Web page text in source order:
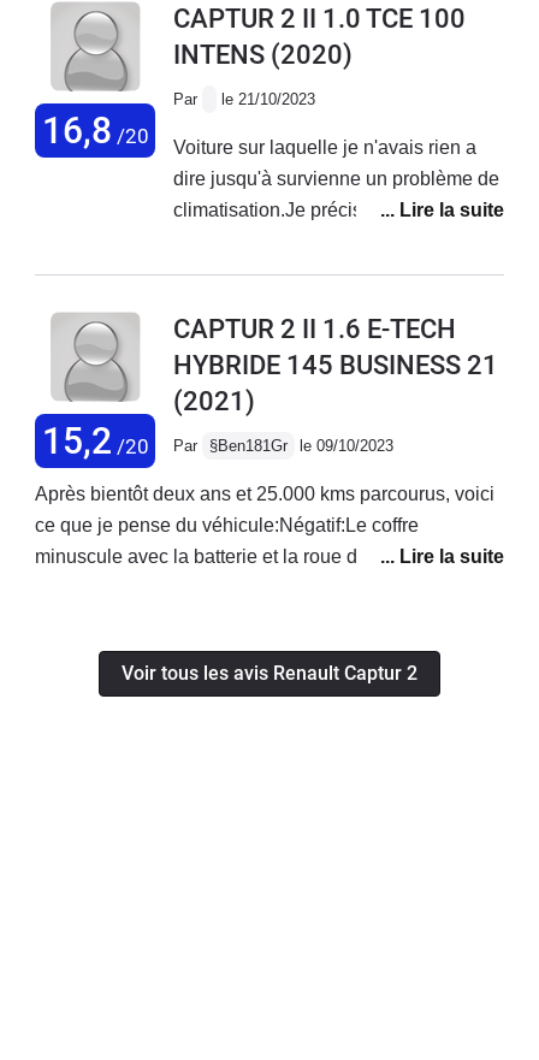
16,8 /20
CAPTUR 2 II 1.0 TCE 100
INTENS (2020)
Par le 21/10/2023
Voiture sur laquelle je n'avais rien a
dire jusqu'à survienne un problème de
climatisation.Je précise le véhicule a
KM
15,2 /20
CAPTUR 2 II 1.6 E-TECH
HYBRIDE 145 BUSINESS 21
(2021)
Par §Ben181Gr le 09/10/2023
Après bientôt deux ans et 25.000 kms parcourus, voici
ce que je pense du véhicule:Négatif:Le coffre
minuscule avec la batterie et la roue de secours.Les
la batterie, sans compter laconsommation d'essence à
ce moment qui peut monter à 16-17 litres pendant
Voir tous les avis Renault Captur 2